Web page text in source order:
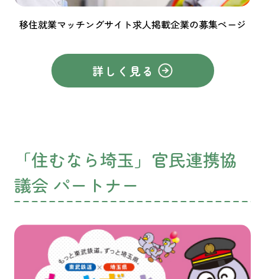
移住就業マッチングサイト求人掲載企業の募集ページ
詳しく見る
「住むなら埼玉」官民連携協
議会 パートナー